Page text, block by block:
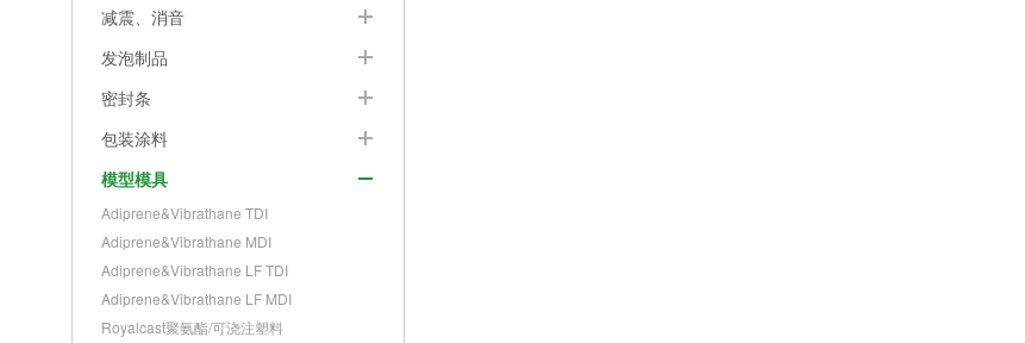
减震、消音
发泡制品
密封条
包装涂料
模型模具
Adiprene&Vibrathane TDI
Adiprene&Vibrathane MDI
Adiprene&Vibrathane LF TDI
Adiprene&Vibrathane LF MDI
Royalcast聚氨酯/可浇注塑料